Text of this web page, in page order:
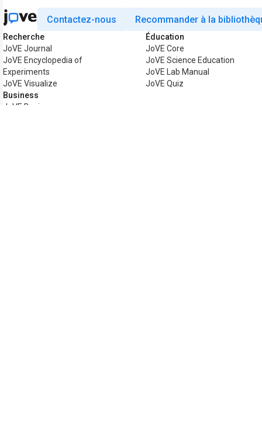
Contactez-nous Recommander à la
Recherche
JoVE Journal
JoVE Encyclopedia of
Experiments
JoVE Visualize
Business
JoVE Business
Éducation
JoVE Core
JoVE Science Education
JoVE Lab Manual
JoVE Quiz